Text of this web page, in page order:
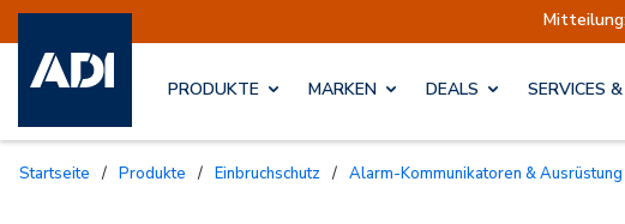
PRODUKTE MARKEN DEALS SERVICES &
Startseite / Produkte / Einbruchschutz / Alarm-Kommunikatoren & Ausrüstung